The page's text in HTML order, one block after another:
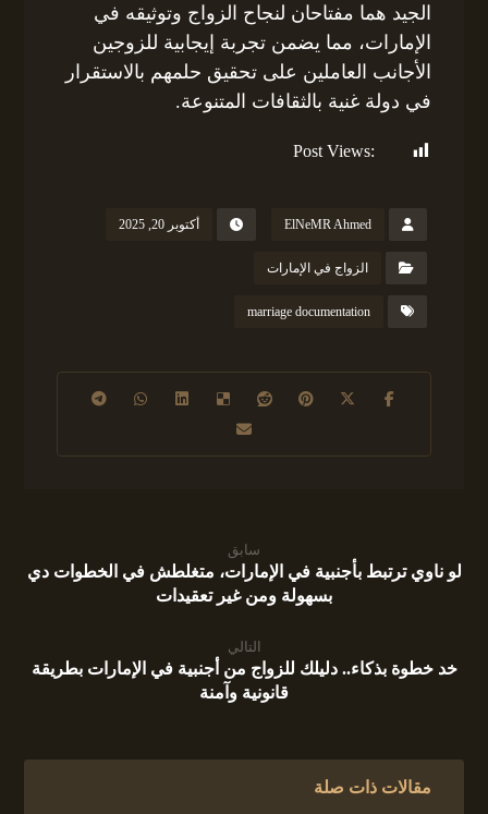
الجيد هما مفتاحان لنجاح الزواج وتوثيقه في
الإمارات، مما يضمن تجربة إيجابية للزوجين
الأجانب العاملين على تحقيق حلمهم بالاستقرار
في دولة غنية بالثقافات المتنوعة.
Post Views:
ElNeMR Ahmed أكتوبر 20, 2025
الزواج في الإمارات
marriage documentation
سابق
لو ناوي ترتبط بأجنبية في الإمارات، متغلطش في الخطوات دي
بسهولة ومن غير تعقيدات
التالي
خد خطوة بذكاء.. دليلك للزواج من أجنبية في الإمارات بطريقة
قانونية وآمنة
مقالات ذات صلة